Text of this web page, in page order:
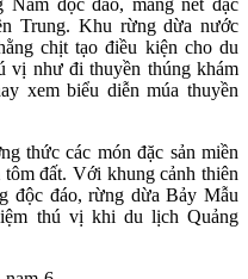
Trung. Khu rừng dừa nước
chịt tạo điều kiện cho du
vị như đi thuyền thúng khám
xem biểu diễn múa thuyền
thức các món đặc sản miền
đất. Với khung cảnh thiên
độc đáo, rừng dừa Bảy Mẫu
thú vị khi du lịch Quảng